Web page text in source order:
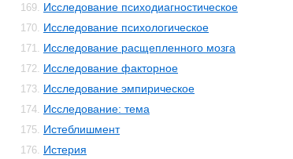
169. Исследование психодиагностическое
170. Исследование психологическое
171. Исследование расщепленного мозга
172. Исследование факторное
173. Исследование эмпирическое
174. Исследование: тема
175. Истеблишмент
176. Истерия